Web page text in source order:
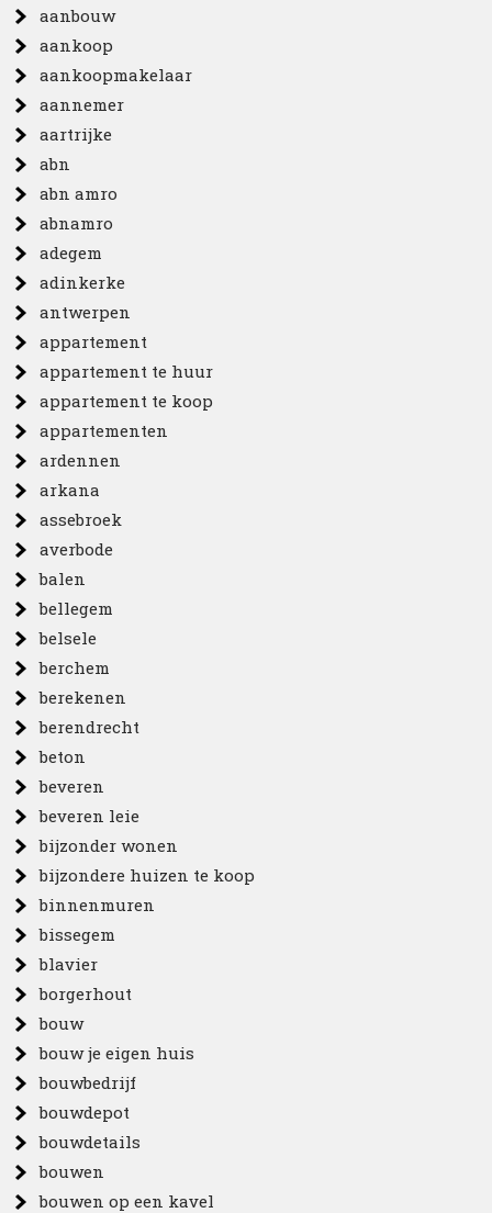
aanbouw
aankoop
aankoopmakelaar
aannemer
aartrijke
abn
abn amro
abnamro
adegem
adinkerke
antwerpen
appartement
appartement te huur
appartement te koop
appartementen
ardennen
arkana
assebroek
averbode
balen
bellegem
belsele
berchem
berekenen
berendrecht
beton
beveren
beveren leie
bijzonder wonen
bijzondere huizen te koop
binnenmuren
bissegem
blavier
borgerhout
bouw
bouw je eigen huis
bouwbedrijf
bouwdepot
bouwdetails
bouwen
bouwen op een kavel